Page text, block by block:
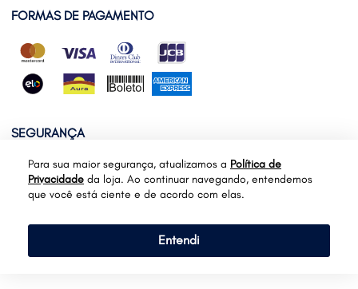
Para sua maior segurança, atualizamos a Política de
Privacidade da loja. Ao continuar navegando, entendemos
que você está ciente e de acordo com elas.
Entendi
FORMAS DE PAGAMENTO
SEGURANÇA